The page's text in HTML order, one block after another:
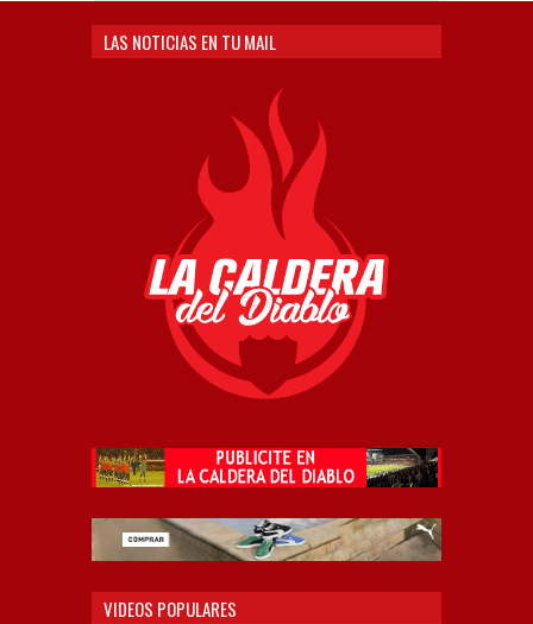
LAS NOTICIAS EN TU MAIL
VIDEOS POPULARES